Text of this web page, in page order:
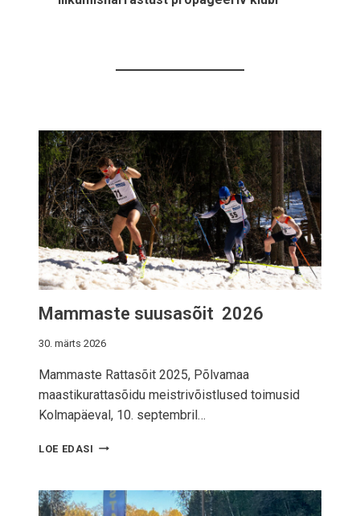
Mammaste suusasõit 2026
30. märts 2026
Mammaste Rattasõit 2025, Põlvamaa
maastikurattasõidu meistrivõistlused toimusid
Kolmapäeval, 10. septembril…
LOE EDASI
M
A